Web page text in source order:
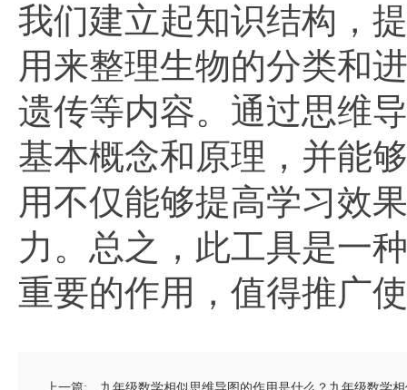
我们建立起知识结构，
用来整理生物的分类和
遗传等内容。通过思维
基本概念和原理，并能
用不仅能够提高学习效
力。总之，此工具是一
重要的作用，值得推广